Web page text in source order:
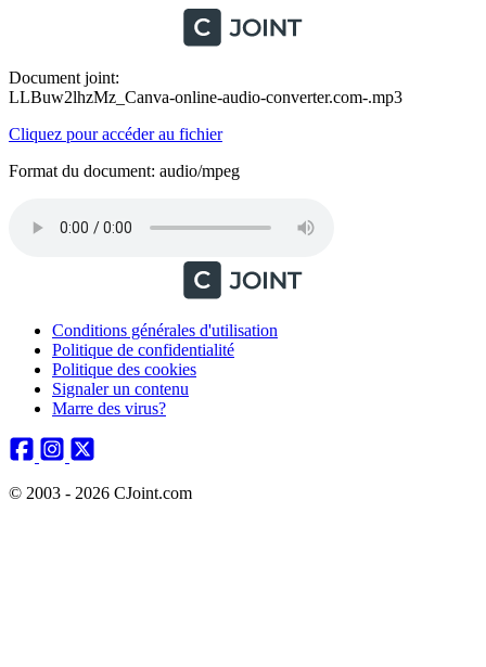
Document joint:
LLBuw2lhzMz_Canva-online-audio-converter.com-.mp3
Cliquez pour accéder au fichier
Format du document: audio/mpeg
Conditions générales d'utilisation
Politique de confidentialité
Politique des cookies
Signaler un contenu
Marre des virus?
© 2003 - 2026 CJoint.com